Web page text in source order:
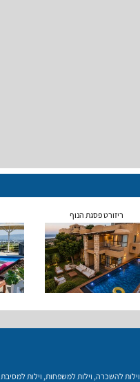
ריזורט פסגת הנוף
וילות להשכרה, וילות למשפחות, וילות למסיבת